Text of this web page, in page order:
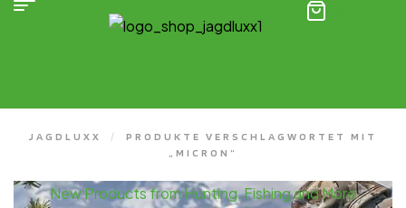
JAGDLUXX /
PRODUKTE VERSCHLAGWORTET MIT
„MICRON“
New Products from Hunting, Fishing and More